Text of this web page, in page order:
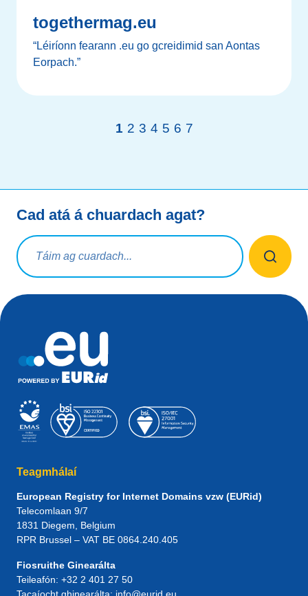
togethermag.eu
“Léiríonn fearann .eu go gcreidimid san Aontas
Eorpach.”
1 2 3 4 5 6 7
Cad atá á chuardach agat?
Ceist chuardaigh
Teagmhálaí
European Registry for Internet Domains vzw (EURid)
Telecomlaan 9/7
1831 Diegem , Belgium
RPR Brussel – VAT BE 0864.240.405
Fiosruithe Ginearálta
Teileafón: +32 2 401 27 50